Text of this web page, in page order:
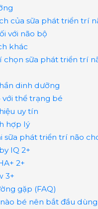
của sữa phát triển trí
với não bộ
khác
chọn sữa phát triển trí
dinh dưỡng
với thể trạng bé
uy tín
hợp lý
sữa phát triển trí não
IQ 2+
2+
3+
gặp (FAQ)
bé nên bắt đầu